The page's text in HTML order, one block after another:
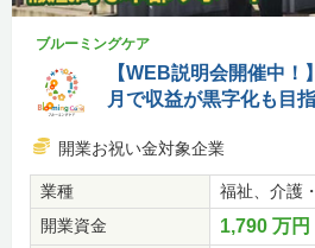
ブルーミングケア
【WEB説明会開催中
月で収益が黒字化も目
開業お祝い金対象企業
業種
福祉、介護
開業資金
1,790 万円